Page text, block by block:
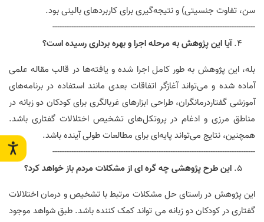
سن، تفاوت جنسیتی) و نتیجه‌گیری برای کاربردهای بالینی بود.
--------------------------------------------------------------------------------------
آیا این پژوهش به مرحله اجرا و بهره برداری رسیده است؟
بله، این پژوهش به طور کامل اجرا شده و یافته‌ها در قالب مقاله علمی
آماده شده و می‌تواند آغازگر اتفاقات بعدی مانند استفاده در برنامه‌های
آموزشی گفتاردرمانگران، طراحی ابزارهای غربالگری برای کودکان دو زبانه در
مناطق مرزی و ادغام در پروتکل‌های تشخیص اختلالات گفتاری باشد.
همچنین، نتایج می‌تواند پایه‌ای برای مطالعات طولی آینده باشد.
--------------------------------------------------------------------------------------
این طرح پژوهشی چه گره ای از مشکلات مردم باز خواهد کرد؟
این پژوهش در راستای حل مشکلات مرتبط با تشخیص و درمان اختلالات
گفتاری در کودکان دو زبانه می تواند کمک کننده باشد. طبق شواهد موجود